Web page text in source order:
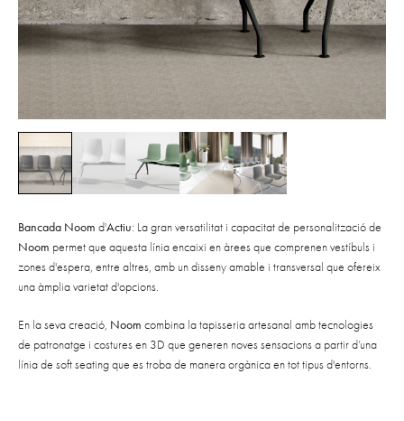
Bancada Noom d'Actiu: La gran versatilitat i capacitat de personalització de
Noom permet que aquesta línia encaixi en àrees que comprenen vestíbuls i
zones d'espera, entre altres, amb un disseny amable i transversal que ofereix
una àmplia varietat d'opcions.
En la seva creació, Noom combina la tapisseria artesanal amb tecnologies
de patronatge i costures en 3D que generen noves sensacions a partir d’una
línia de soft seating que es troba de manera orgànica en tot tipus d'entorns.